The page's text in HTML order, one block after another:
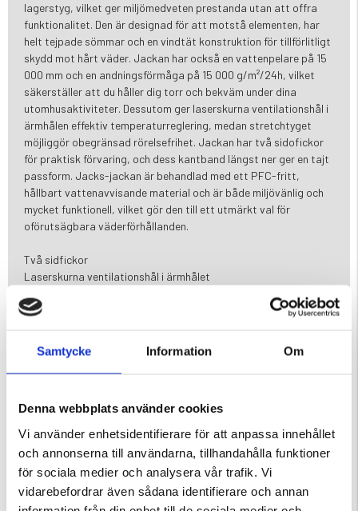
Samtycke Information Om
Denna webbplats använder cookies
Vi använder enhetsidentifierare för att anpassa innehållet
och annonserna till användarna, tillhandahålla funktioner
för sociala medier och analysera vår trafik. Vi
vidarebefordrar även sådana identifierare och annan
lagerstyg, vilket ger miljömedveten prestanda utan att offra
funktionalitet. Den är designad för att motstå elementen, har
helt tejpade sömmar och en vindtät konstruktion för tillförlitligt
skydd mot hårt väder. Jackan har också en vattenpelare på 15
000 mm och en andningsförmåga på 15 000 g/m²/24h, vilket
säkerställer att du håller dig torr och bekväm under dina
utomhusaktiviteter. Dessutom ger laserskurna ventilationshål i
ärmhålen effektiv temperaturreglering, medan stretchtyget
möjliggör obegränsad rörelsefrihet. Jackan har två sidofickor
för praktisk förvaring, och dess kantband längst ner ger en tajt
passform. Jacks-jackan är behandlad med ett PFC-fritt,
hållbart vattenavvisande material och är både miljövänlig och
mycket funktionell, vilket gör den till ett utmärkt val för
oförutsägbara väderförhållanden.
Två sidfickor
Laserskurna ventilationshål i ärmhålet
2,5L skalkonstruktion med ripstop, 95gsm. 100 % polyester (30
PFC-fri DWR
Membran 15K/15K
Varumärke